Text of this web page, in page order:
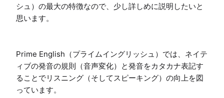
シュ）の最大の特徴なので、少し詳しめに説明したいと
思います。
Prime English（プライムイングリッシュ）では、ネイテ
ィブの発音の規則（音声変化）と発音をカタカナ表記す
ることでリスニング（そしてスピーキング）の向上を図
っています。